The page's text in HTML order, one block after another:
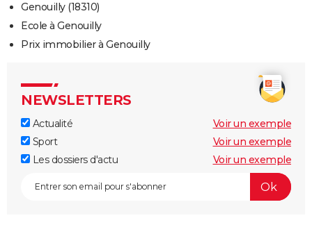
Genouilly (18310)
Ecole à Genouilly
Prix immobilier à Genouilly
NEWSLETTERS
Actualité
Voir un exemple
Sport
Voir un exemple
Les dossiers d'actu
Voir un exemple